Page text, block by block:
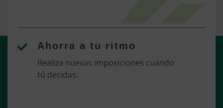
Ahorra a tu ritmo
Realiza nuevas imposiciones cuando
tú decidas.